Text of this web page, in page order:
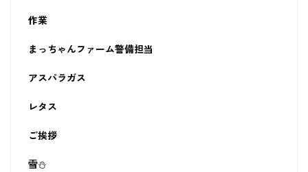
作業
まっちゃんファーム警備担当
アスパラガス
レタス
ご挨拶
雪⛄